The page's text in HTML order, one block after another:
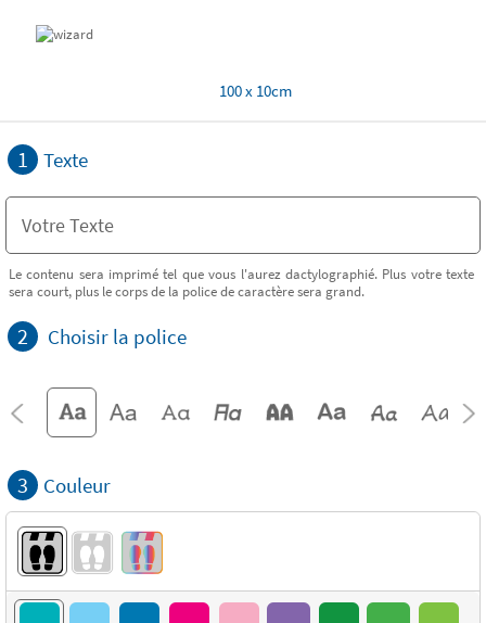
100 x 10cm
1 Texte
Le contenu sera imprimé tel que vous l'aurez dactylographié. Plus votre texte
sera court, plus le corps de la police de caractère sera grand.
2 Choisir la police
3 Couleur